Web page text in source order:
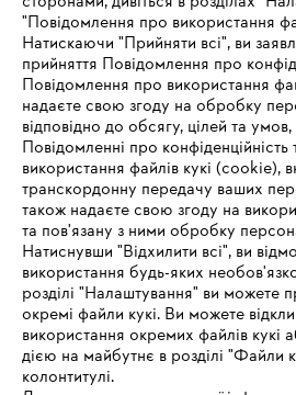
IHR BROWSER WIRD
UNTERSTÜTZT
Sie nutzen einen Browser, den wir noch
"Повідомлення про використання
Натискаючи "Прийняти всі", ви
прийняття Повідомлення про
Повідомлення про використання
надаєте свою згоду на обробку
відповідно до обсягу, цілей та
Повідомленні про
використання файлів кукі (cookie),
транскордонну передачу ваших
також надаєте свою згоду на
та пов'язану з ними обробку
Натиснувши "Відхилити всі", ви
використання будь-яких
розділі "Налаштування" ви можете
окремі файли кукі. Ви можете
використання окремих файлів кукі
дією на майбутнє в розділі "Файли
колонтитулі.